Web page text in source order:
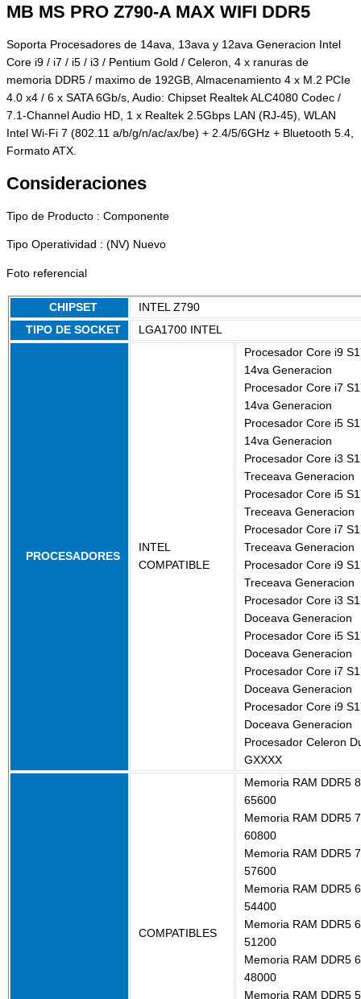
MB MS PRO Z790-A MAX WIFI DDR5
Soporta Procesadores de 14ava, 13ava y 12ava Generacion Intel
Core i9 / i7 / i5 / i3 / Pentium Gold / Celeron, 4 x ranuras de
memoria DDR5 / maximo de 192GB, Almacenamiento 4 x M.2 PCIe
4.0 x4 / 6 x SATA 6Gb/s, Audio: Chipset Realtek ALC4080 Codec /
7.1-Channel Audio HD, 1 x Realtek 2.5Gbps LAN (RJ-45), WLAN
Intel Wi-Fi 7 (802.11 a/b/g/n/ac/ax/be) + 2.4/5/6GHz + Bluetooth 5.4,
Formato ATX.
Consideraciones
Tipo de Producto : Componente
Tipo Operatividad : (NV) Nuevo
Foto referencial
CHIPSET
INTEL Z790
TIPO DE SOCKET
LGA1700 INTEL
PROCESADORES
INTEL
COMPATIBLE
Procesador Core i9
14va Generacion
Procesador Core i7
14va Generacion
Procesador Core i5
14va Generacion
Procesador Core i3
Treceava Generacion
Procesador Core i5
Treceava Generacion
Procesador Core i7
Treceava Generacion
Procesador Core i9
Treceava Generacion
Procesador Core i3
Doceava Generacion
Procesador Core i5
Doceava Generacion
Procesador Core i7
Doceava Generacion
Procesador Core i9
Doceava Generacion
Procesador Celeron
GXXXX
COMPATIBLES
Memoria RAM DDR5
65600
Memoria RAM DDR5
60800
Memoria RAM DDR5
57600
Memoria RAM DDR5
54400
Memoria RAM DDR5
51200
Memoria RAM DDR5
48000
Memoria RAM DDR5